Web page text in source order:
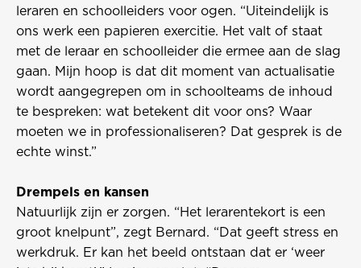
leraren en schoolleiders voor ogen. “Uiteindelijk is
ons werk een papieren exercitie. Het valt of staat
met de leraar en schoolleider die ermee aan de slag
gaan. Mijn hoop is dat dit moment van actualisatie
wordt aangegrepen om in schoolteams de inhoud
te bespreken: wat betekent dit voor ons? Waar
moeten we in professionaliseren? Dat gesprek is de
echte winst.”
Drempels en kansen
Natuurlijk zijn er zorgen. “Het lerarentekort is een
groot knelpunt”, zegt Bernard. “Dat geeft stress en
werkdruk. Er kan het beeld ontstaan dat er ‘weer